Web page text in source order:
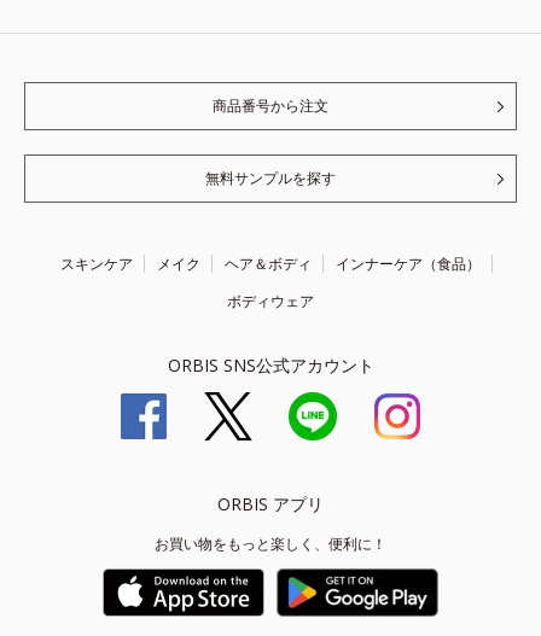
商品番号から注文
無料サンプルを探す
スキンケア メイク ヘア＆ボディ
インナーケア（食品）
ボディウェア
ORBIS SNS公式アカウント
ORBIS アプリ
お買い物をもっと楽しく、便利に！